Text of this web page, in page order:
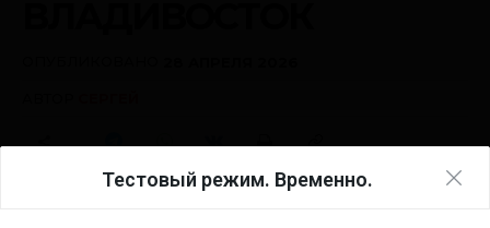
Тестовый режим. Временно.